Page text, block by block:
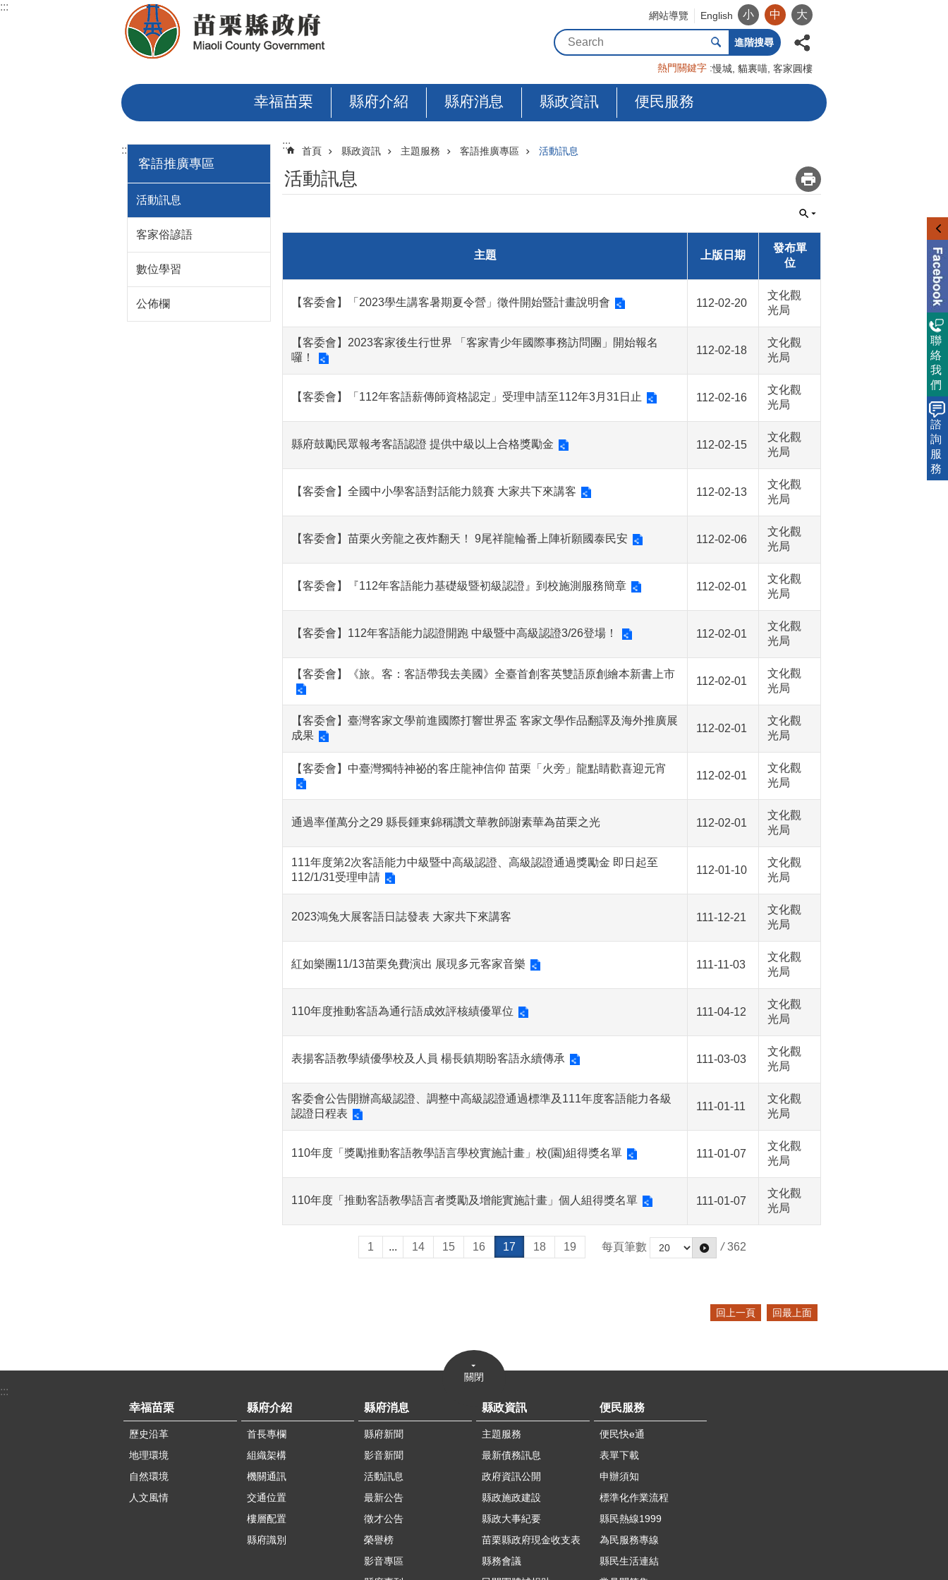
跳到主要內容區塊
:::
網站導覽 English 小 中 大
進階搜尋
熱門關鍵字 慢城 貓裏喵 客家圓樓
幸福苗栗 縣府介紹 縣府消息 縣政資訊 便民服務
:::
客語推廣專區
活動訊息
客家俗諺語
數位學習
公佈欄
::: 首頁 縣政資訊 主題服務 客語推廣專區 活動訊息
活動訊息 _
主題 上版日期
發布單
位
【客委會】「2023學生講客暑期夏令營」徵件開始暨計畫說明會 112-02-20
文化觀
光局
【客委會】2023客家後生行世界 「客家青少年國際事務訪問團」開始報名
囉！
112-02-18
文化觀
光局
【客委會】「112年客語薪傳師資格認定」受理申請至112年3月31日止 112-02-16
文化觀
光局
縣府鼓勵民眾報考客語認證 提供中級以上合格獎勵金 112-02-15
文化觀
光局
【客委會】全國中小學客語對話能力競賽 大家共下來講客 112-02-13
文化觀
光局
【客委會】苗栗火旁龍之夜炸翻天！ 9尾祥龍輪番上陣祈願國泰民安 112-02-06
文化觀
光局
【客委會】『112年客語能力基礎級暨初級認證』到校施測服務簡章 112-02-01
文化觀
光局
【客委會】112年客語能力認證開跑 中級暨中高級認證3/26登場！ 112-02-01
文化觀
光局
【客委會】《旅。客：客語帶我去美國》全臺首創客英雙語原創繪本新書上市
112-02-01
文化觀
光局
【客委會】臺灣客家文學前進國際打響世界盃 客家文學作品翻譯及海外推廣展
成果
112-02-01
文化觀
光局
【客委會】中臺灣獨特神祕的客庄龍神信仰 苗栗「火旁」龍點睛歡喜迎元宵
112-02-01
文化觀
光局
通過率僅萬分之29 縣長鍾東錦稱讚文華教師謝素華為苗栗之光 112-02-01
文化觀
光局
111年度第2次客語能力中級暨中高級認證、高級認證通過獎勵金 即日起至
112/1/31受理申請
112-01-10
文化觀
光局
2023鴻兔大展客語日誌發表 大家共下來講客 111-12-21
文化觀
光局
紅如樂團11/13苗栗免費演出 展現多元客家音樂 111-11-03
文化觀
光局
110年度推動客語為通行語成效評核績優單位 111-04-12
文化觀
光局
表揚客語教學績優學校及人員 楊長鎮期盼客語永續傳承 111-03-03
文化觀
光局
客委會公告開辦高級認證、調整中高級認證通過標準及111年度客語能力各級
認證日程表
111-01-11
文化觀
光局
110年度「獎勵推動客語教學語言學校實施計畫」校(園)組得獎名單 111-01-07
文化觀
光局
110年度「推動客語教學語言者獎勵及增能實施計畫」個人組得獎名單 111-01-07
文化觀
光局
1 ... 14 15 16 17 18 19 每頁筆數 / 362
回上一頁 回最上面
關閉
:::
幸福苗栗
歷史沿革
地理環境
自然環境
人文風情
縣府介紹
首長專欄
組織架構
機關通訊
交通位置
樓層配置
縣府識別
縣府消息
縣府新聞
影音新聞
活動訊息
最新公告
徵才公告
榮譽榜
影音專區
縣政資訊
主題服務
最新債務訊息
政府資訊公開
縣政施政建設
縣政大事紀要
苗栗縣政府現金收支表
縣務會議
便民服務
便民快e通
表單下載
申辦須知
標準化作業流程
縣民熱線1999
為民服務專線
縣民生活連結
聯
絡
我
們
諮
詢
服
務